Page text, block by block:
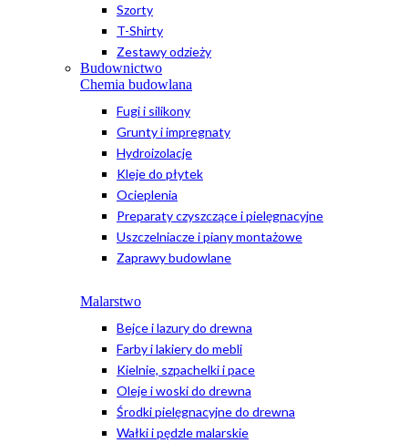
Szorty
T-Shirty
Zestawy odzieży
Budownictwo
Chemia budowlana
Fugi i silikony
Grunty i impregnaty
Hydroizolacje
Kleje do płytek
Ocieplenia
Preparaty czyszczące i pielęgnacyjne
Uszczelniacze i piany montażowe
Zaprawy budowlane
Malarstwo
Bejce i lazury do drewna
Farby i lakiery do mebli
Kielnie, szpachelki i pace
Oleje i woski do drewna
Środki pielęgnacyjne do drewna
Wałki i pędzle malarskie